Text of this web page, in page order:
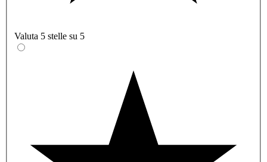
Valuta 5 stelle su 5